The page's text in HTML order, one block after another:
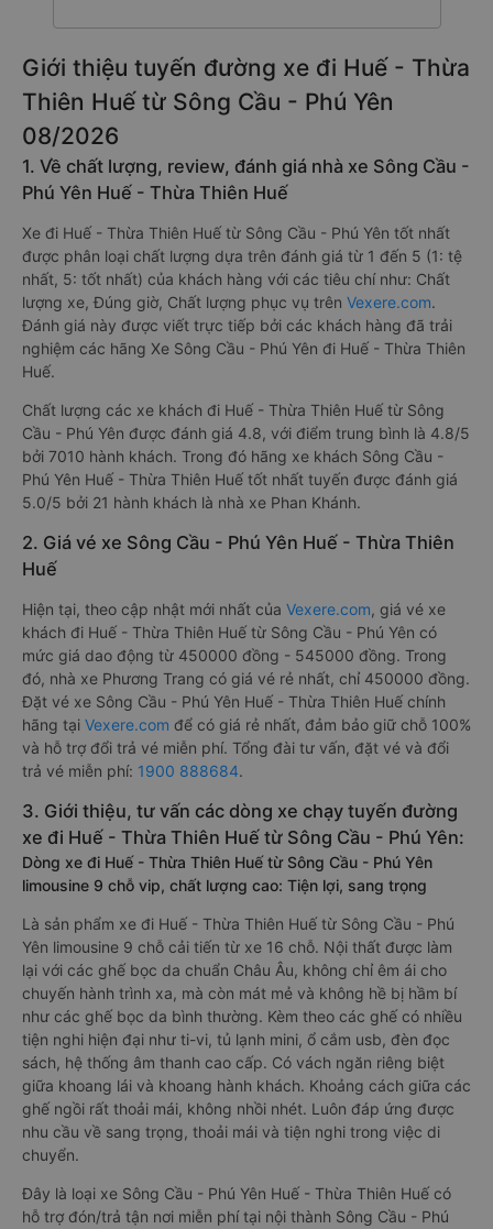
Giới thiệu tuyến đường xe đi Huế - Thừa
Thiên Huế từ Sông Cầu - Phú Yên
08/2026
1. Về chất lượng, review, đánh giá nhà xe Sông Cầu -
Phú Yên Huế - Thừa Thiên Huế
Xe đi Huế - Thừa Thiên Huế từ Sông Cầu - Phú Yên tốt nhất
được phân loại chất lượng dựa trên đánh giá từ 1 đến 5 (1: tệ
nhất, 5: tốt nhất) của khách hàng với các tiêu chí như: Chất
lượng xe, Đúng giờ, Chất lượng phục vụ trên Vexere.com.
Đánh giá này được viết trực tiếp bởi các khách hàng đã trải
nghiệm các hãng Xe Sông Cầu - Phú Yên đi Huế - Thừa Thiên
Huế.
Chất lượng các xe khách đi Huế - Thừa Thiên Huế từ Sông
Cầu - Phú Yên được đánh giá 4.8, với điểm trung bình là 4.8/5
bởi 7010 hành khách. Trong đó hãng xe khách Sông Cầu -
Phú Yên Huế - Thừa Thiên Huế tốt nhất tuyến được đánh giá
5.0/5 bởi 21 hành khách là nhà xe Phan Khánh.
2. Giá vé xe Sông Cầu - Phú Yên Huế - Thừa Thiên
Huế
Hiện tại, theo cập nhật mới nhất của Vexere.com, giá vé xe
khách đi Huế - Thừa Thiên Huế từ Sông Cầu - Phú Yên có
mức giá dao động từ 450000 đồng - 545000 đồng. Trong
đó, nhà xe Phương Trang có giá vé rẻ nhất, chỉ 450000 đồng.
Đặt vé xe Sông Cầu - Phú Yên Huế - Thừa Thiên Huế chính
hãng tại Vexere.com để có giá rẻ nhất, đảm bảo giữ chỗ 100%
và hỗ trợ đổi trả vé miễn phí. Tổng đài tư vấn, đặt vé và đổi
trả vé miễn phí: 1900 888684.
3. Giới thiệu, tư vấn các dòng xe chạy tuyến đường
xe đi Huế - Thừa Thiên Huế từ Sông Cầu - Phú Yên:
Dòng xe đi Huế - Thừa Thiên Huế từ Sông Cầu - Phú Yên
limousine 9 chỗ vip, chất lượng cao: Tiện lợi, sang trọng
Là sản phẩm xe đi Huế - Thừa Thiên Huế từ Sông Cầu - Phú
Yên limousine 9 chỗ cải tiến từ xe 16 chỗ. Nội thất được làm
lại với các ghế bọc da chuẩn Châu Âu, không chỉ êm ái cho
chuyến hành trình xa, mà còn mát mẻ và không hề bị hầm bí
như các ghế bọc da bình thường. Kèm theo các ghế có nhiều
tiện nghi hiện đại như ti-vi, tủ lạnh mini, ổ cắm usb, đèn đọc
sách, hệ thống âm thanh cao cấp. Có vách ngăn riêng biệt
giữa khoang lái và khoang hành khách. Khoảng cách giữa các
ghế ngồi rất thoải mái, không nhồi nhét. Luôn đáp ứng được
nhu cầu về sang trọng, thoải mái và tiện nghi trong việc di
chuyển.
Đây là loại xe Sông Cầu - Phú Yên Huế - Thừa Thiên Huế có
hỗ trợ đón/trả tận nơi miễn phí tại nội thành Sông Cầu - Phú